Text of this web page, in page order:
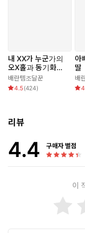
*본 도서에는 자보 드립
가 있습니다. 구매에 참
“이리 와서 치마 올려 봐.”
세상 돌아가는 꼴이 가관
세상이 미쳐 돌아간다는
전국이, 아니, 전 세계가
고등학교 졸업 후 처음
아버지뻘 되는 사장이
부사장이 보지를 빨아
내 XX가 누군가의
오X홀과 동기화된
것 같다
배란템조달꾼
4.5(424)
아
딸
배
리뷰
4.4 구매자 별점
이